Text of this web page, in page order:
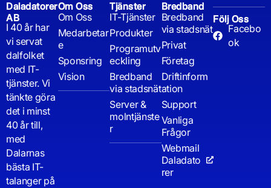
Daladatorer
AB
I 40 år har
vi servat
dalfolket
med IT-
tjänster. Vi
tänkte göra
det i minst
40 år till,
med
Dalarnas
bästa IT-
talanger på
Om Oss
Om Oss
Medarbetar
e
Sponsring
Vision
Tjänster
IT-Tjänster
Produkter
Programutv
eckling
Bredband
via stadsnät
Server &
molntjänste
r
Bredband
Bredband
via stadsnät
Privat
Företag
Driftinform
ation
Support
Vanliga
Frågor
Webmail
Daladato
rer
Följ Oss
Facebo
ok